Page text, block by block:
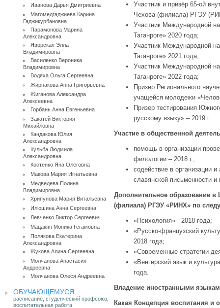
Иванова Дарья Дмитриевна
Магомедгаджиева Карина
Гаджикурбановна
Парамонова Марина
Александровна
Яворская Элла
Владимировна
Василенко Вероника
Владимировна
Водяха Ольга Сергеевна
Жирнакова Анна Григорьевна
Жиганова Александра
Алексеевна
Горбань Анна Евгеньевна
Закатей Виктория
Михайловна
Кандакова Юлия
Александровна
Кульба Людмила
Александровна
Костенко Яна Олеговна
Макова Мария Игнатьевна
Медведева Полина
Владимировна
Хрипунова Мария Витальевна
Илюшина Анна Сергеевна
Левченко Виктор Сергеевич
Мацакян Моника Гегамовна
Полякова Екатерина
Александровна
Жукова Алина Сергеевна
Молчанова Анастасия
Андреевна
Молчанова Олеся Андреевна
ОБУЧАЮЩЕМУСЯ
расписание, студенческий профсоюз,
воспитательная работа
Участник и призёр 65-ой
Чехова (филиала) РГЭУ
Участник Международной
Таганроге» 2020 года;
Участник Международной
Таганроге» 2021 года;
Участник Международной
Таганроге» 2022 года;
Призер Регионального
учащейся молодежи
Призер тестирования
русскому языку» – 2019 г.
Участие в общественной
помощь в организации
филологии – 2018 г.;
содействие в организации
славянской письменности и
Дополнительное образование
(филиала) РГЭУ «РИНХ» по
«Психология» - 2018 года;
«Русско-французский
2018 года;
«Современные стратегии
«Венгерский язык и
года.
Владение иностранными
Какая Концепция воспитания и